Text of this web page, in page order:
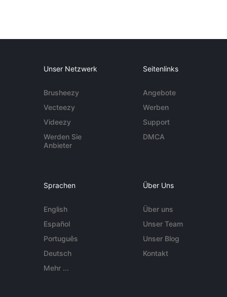
Unser Netzwerk
Brusheezy
Vecteezy
Videezy
Werden Sie
Anbieter
Seitenlinks
Angebote
Werben
Support
DMCA
Sprachen
English
Español
Português
Deutsch
Mehr ...
Über Uns
Über uns
Unser Team
Unser Blog
Kontakt